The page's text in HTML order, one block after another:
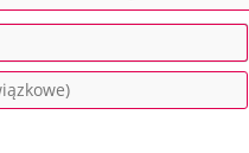
P
r
E
-